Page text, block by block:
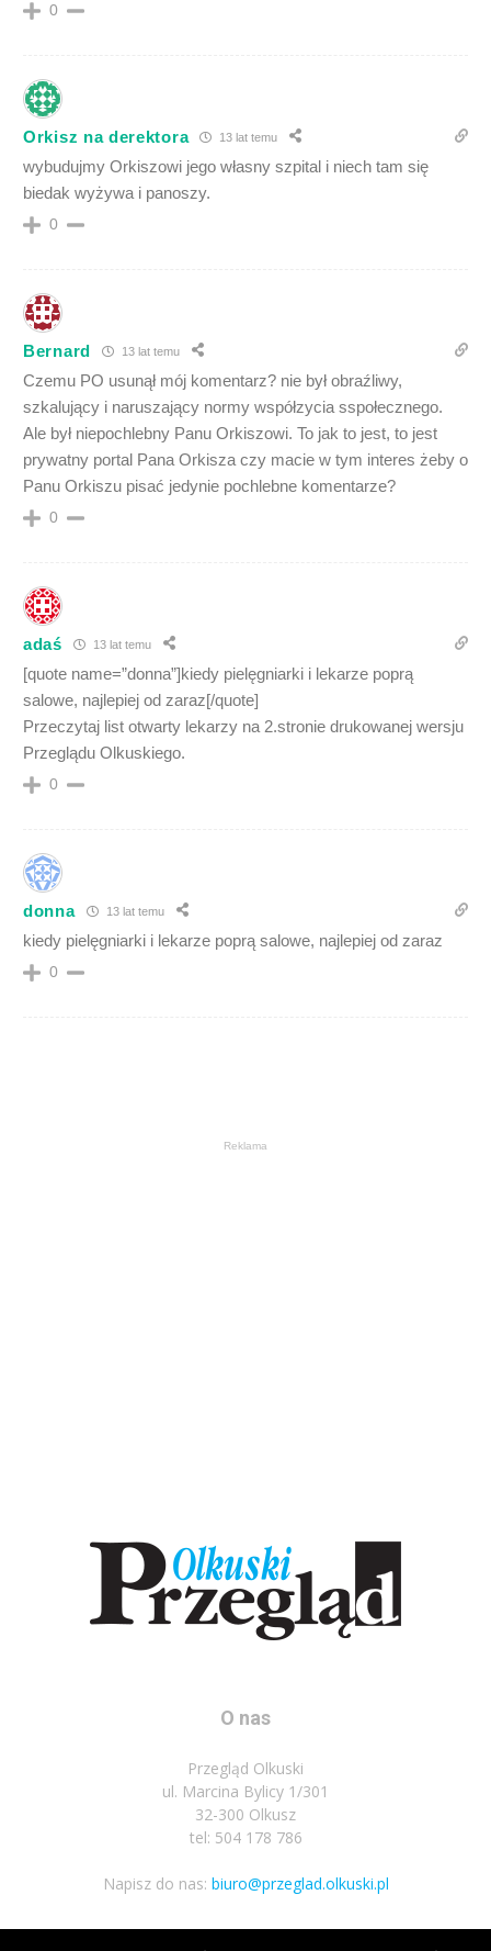
0
Orkisz na derektora 13 lat temu
wybudujmy Orkiszowi jego własny szpital i niech tam się
biedak wyżywa i panoszy.
0
Bernard 13 lat temu
Czemu PO usunął mój komentarz? nie był obraźliwy,
szkalujący i naruszający normy współzycia sspołecznego.
Ale był niepochlebny Panu Orkiszowi. To jak to jest, to jest
prywatny portal Pana Orkisza czy macie w tym interes żeby o
Panu Orkiszu pisać jedynie pochlebne komentarze?
0
adaś 13 lat temu
[quote name=”donna”]kiedy pielęgniarki i lekarze poprą
salowe, najlepiej od zaraz[/quote]
Przeczytaj list otwarty lekarzy na 2.stronie drukowanej wersju
Przeglądu Olkuskiego.
0
donna 13 lat temu
kiedy pielęgniarki i lekarze poprą salowe, najlepiej od zaraz
0
Reklama
O nas
Przegląd Olkuski
ul. Marcina Bylicy 1/301
32-300 Olkusz
tel: 504 178 786
Napisz do nas: biuro@przeglad.olkuski.pl